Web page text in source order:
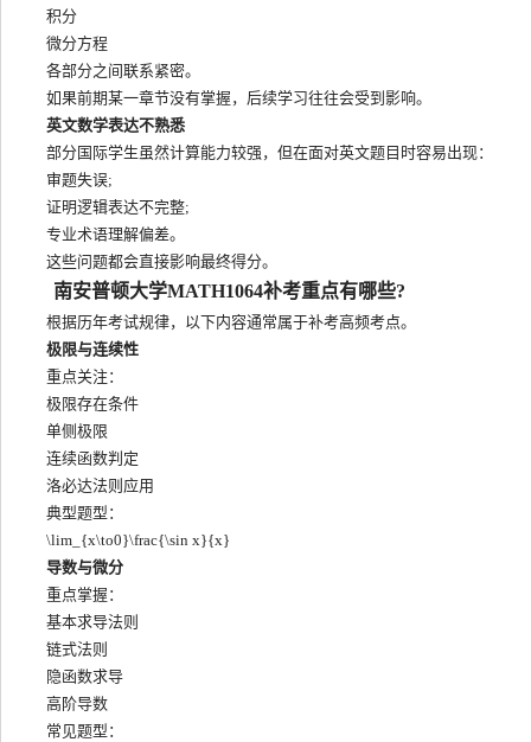
积分
微分方程
各部分之间联系紧密。
如果前期某一章节没有掌握，后续学习往往会受到影响。
英文数学表达不熟悉
部分国际学生虽然计算能力较强，但在面对英文题目时容易出现：
审题失误;
证明逻辑表达不完整;
专业术语理解偏差。
这些问题都会直接影响最终得分。
南安普顿大学MATH1064补考重点有哪些?
根据历年考试规律，以下内容通常属于补考高频考点。
极限与连续性
重点关注：
极限存在条件
单侧极限
连续函数判定
洛必达法则应用
典型题型：
\lim_{x\to0}\frac{\sin x}{x}
导数与微分
重点掌握：
基本求导法则
链式法则
隐函数求导
高阶导数
常见题型：